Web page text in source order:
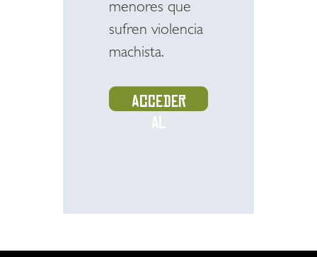
menores que
sufren violencia
machista.
Acceder
al